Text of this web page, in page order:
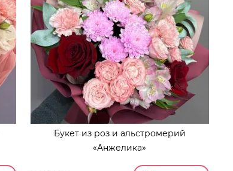
Букет из роз и альстромерий
«Анжелика»